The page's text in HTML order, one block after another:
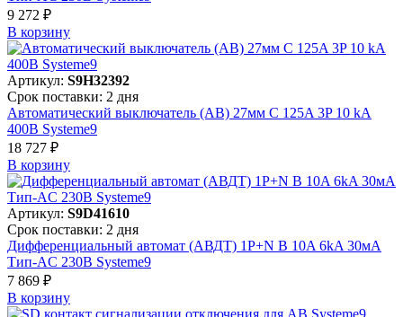
9 272 ₽
В корзинy
Артикул: S9H32392
Срок поставки: 2 дня
Автоматический выключатель (АВ) 27мм C 125A 3P 10 kA
400В Systeme9
18 727 ₽
В корзинy
Артикул: S9D41610
Срок поставки: 2 дня
Дифференциальный автомат (АВДТ) 1P+N B 10A 6kA 30мА
Тип-AC 230В Systeme9
7 869 ₽
В корзинy